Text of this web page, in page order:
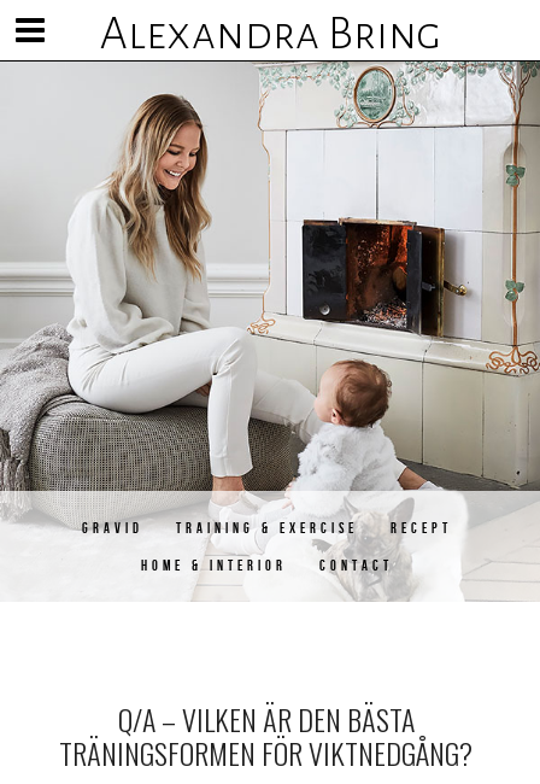
Alexandra Bring
Visa/göm
meny
GRAVID TRAINING & EXERCISE RECEPT
HOME & INTERIOR CONTACT
Q/A – VILKEN ÄR DEN BÄSTA
TRÄNINGSFORMEN FÖR VIKTNEDGÅNG?